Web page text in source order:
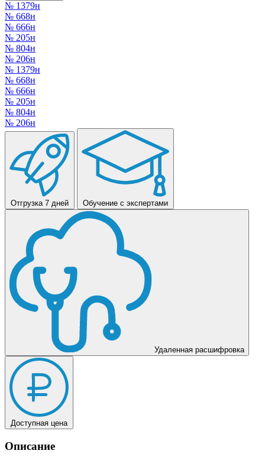
№ 1379н
№ 668н
№ 666н
№ 205н
№ 804н
№ 206н
№ 1379н
№ 668н
№ 666н
№ 205н
№ 804н
№ 206н
Отгрузка 7 дней Обучение с экспертами
Удаленная расшифровка
Доступная цена
Описание